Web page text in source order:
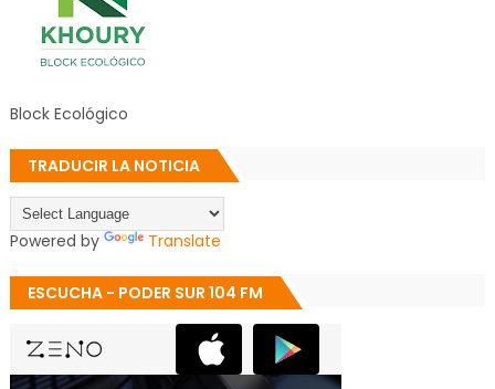
Block Ecológico
TRADUCIR LA NOTICIA
Powered by Translate
ESCUCHA - PODER SUR 104 FM